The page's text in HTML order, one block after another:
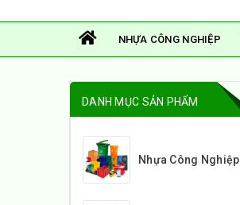
NHỰA CÔNG NGHIỆP
DANH MỤC SẢN PHẨM
Nhựa Công Nghiệp